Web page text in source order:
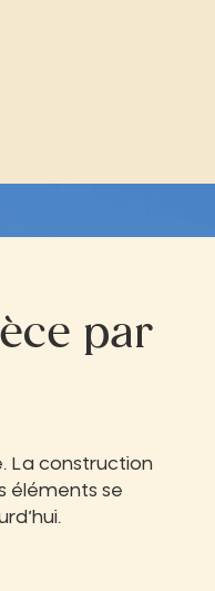
par
La construction
éléments se